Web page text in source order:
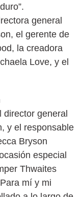
general
el gerente de
la creadora
Love, y el
director general
y el responsable
Bryson
especial
Thwaites
mí y mi